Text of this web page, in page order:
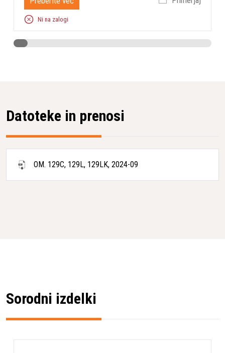
Širina košnje
Ni na zalogi
Datoteke in prenosi
OM. 129C, 129L, 129LK, 2024-09
Sorodni izdelki